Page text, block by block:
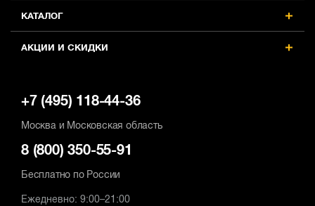
КАТАЛОГ
АКЦИИ И СКИДКИ
+7 (495) 118-44-36
Москва и Московская область
8 (800) 350-55-91
Бесплатно по России
Ежедневно: 9:00–21:00